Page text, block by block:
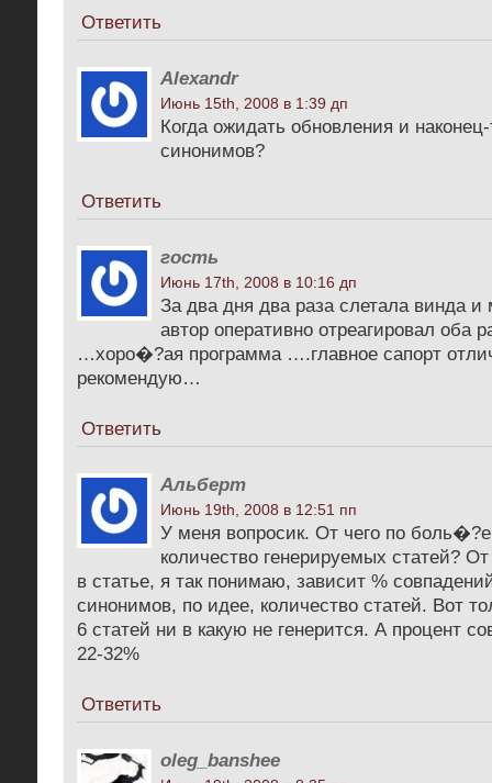
Ответить
Alexandr
Июнь 15th, 2008 в 1:39 дп
Когда ожидать обновления и
синонимов?
Ответить
гость
Июнь 17th, 2008 в 10:16 дп
За два дня два раза слетала винда и
автор оперативно отреагировал оба
…хоро�?ая программа ….главное сапорт
рекомендую…
Ответить
Альберт
Июнь 19th, 2008 в 12:51 пп
У меня вопросик. От чего по
количество генерируемых статей?
в статье, я так понимаю, зависит %
синонимов, по идее, количество статей. Вот
6 статей ни в какую не генерится. А процент
22-32%
Ответить
oleg_banshee